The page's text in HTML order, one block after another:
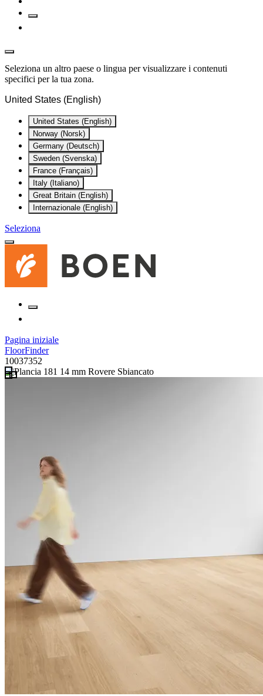
Seleziona un altro paese o lingua per visualizzare i contenuti
specifici per la tua zona.
United States (English)
United States (English)
Norway (Norsk)
Germany (Deutsch)
Sweden (Svenska)
France (Français)
Italy (Italiano)
Great Britain (English)
Internazionale (English)
Seleziona
Pagina iniziale
FloorFinder
10037352